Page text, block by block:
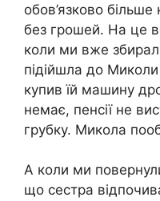
обов’язково більше
без грошей. На це
коли ми вже
підійшла до
купив їй машину
немає, пенсії не
грубку. Микола
А коли ми
що сестра